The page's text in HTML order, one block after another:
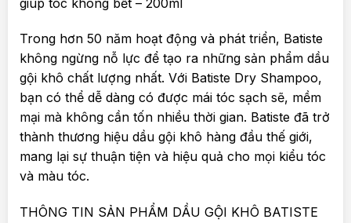
Trong hơn 50 năm hoạt động và phát triển, Batiste
không ngừng nỗ lực để tạo ra những sản phẩm dầu
gội khô chất lượng nhất. Với Batiste Dry Shampoo,
bạn có thể dễ dàng có được mái tóc sạch sẽ, mềm
mại mà không cần tốn nhiều thời gian. Batiste đã trở
thành thương hiệu dầu gội khô hàng đầu thế giới,
mang lại sự thuận tiện và hiệu quả cho mọi kiểu tóc
và màu tóc.
THÔNG TIN SẢN PHẨM DẦU GỘI KHÔ BATISTE